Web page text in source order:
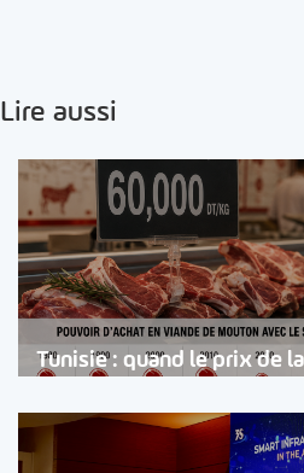
Lire aussi
Tunisie : quand le prix de